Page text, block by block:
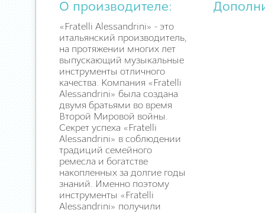
О производителе:
«Fratelli Alessandrini» - это
итальянский производитель,
на протяжении многих лет
выпускающий музыкальные
инструменты отличного
качества. Компания «Fratelli
Alessandrini» была создана
двумя братьями во время
Второй Мировой войны.
Секрет успеха «Fratelli
Alessandrini» в соблюдении
традиций семейного
ремесла и богатстве
накопленных за долгие годы
знаний. Именно поэтому
инструменты «Fratelli
Alessandrini» получили